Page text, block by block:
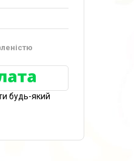
будь-який